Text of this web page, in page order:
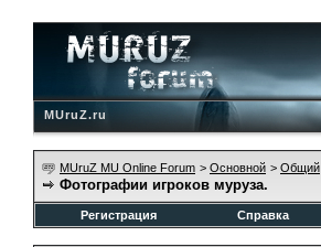
MUruZ.ru
MUruZ MU Online Forum > Основной > Общий
Фотографии игроков муруза.
Регистрация Справка